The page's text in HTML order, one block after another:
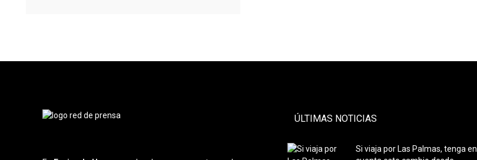
ÚLTIMAS NOTICIAS
Si viaja por Las Palmas, tenga en